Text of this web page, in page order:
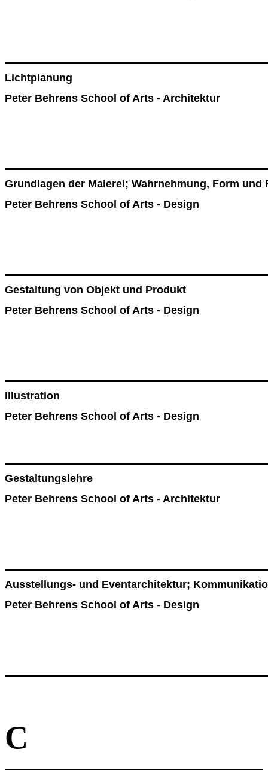
Lichtplanung
Peter Behrens School of Arts - Architektur
Grundlagen der Malerei; Wahrnehmung, Form und
Peter Behrens School of Arts - Design
Gestaltung von Objekt und Produkt
Peter Behrens School of Arts - Design
Illustration
Peter Behrens School of Arts - Design
Gestaltungslehre
Peter Behrens School of Arts - Architektur
Ausstellungs- und Eventarchitektur;
Peter Behrens School of Arts - Design
C